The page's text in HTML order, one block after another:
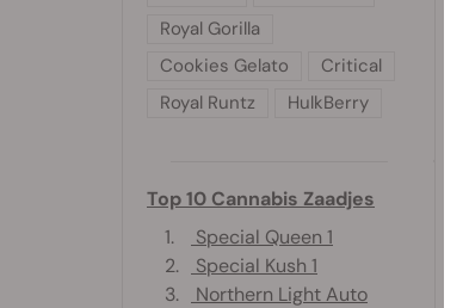
Royal Gorilla
Cookies Gelato
Critical
Royal Runtz
HulkBerry
Top 10 Cannabis Zaadjes
1.
Special Queen 1
2.
Special Kush 1
3.
Northern Light Auto